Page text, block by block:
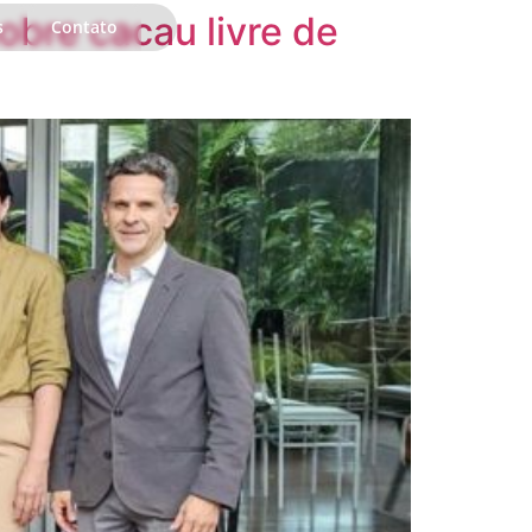
Contatocacau livre de